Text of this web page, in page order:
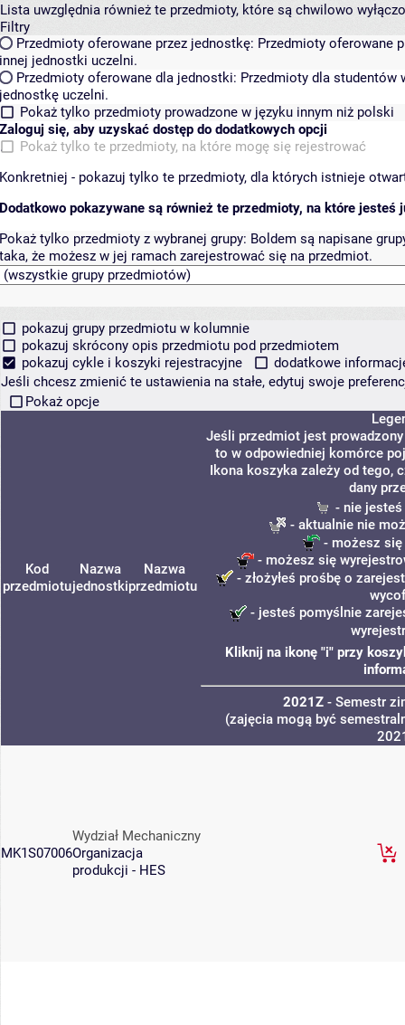
Lista uwzględnia również te przedmioty, które są chwilowo
Filtry
Przedmioty oferowane przez jednostkę: Przedmioty oferowane
innej jednostki uczelni.
Przedmioty oferowane dla jednostki: Przedmioty dla studentów
jednostkę uczelni.
Pokaż tylko przedmioty prowadzone w języku innym niż polski
Zaloguj się, aby uzyskać dostęp do dodatkowych opcji
Pokaż tylko te przedmioty, na które mogę się rejestrować
Konkretniej - pokazuj tylko te przedmioty, dla których istnieje
Dodatkowo pokazywane są również te przedmioty, na które jesteś
Pokaż tylko przedmioty z wybranej grupy: Boldem są napisane
taka, że możesz w jej ramach zarejestrować się na przedmiot.
pokazuj grupy przedmiotu w kolumnie
pokazuj skrócony opis przedmiotu pod przedmiotem
pokazuj cykle i koszyki rejestracyjne
dodatkowe
Jeśli chcesz zmienić te ustawienia na stałe, edytuj swoje
Pokaż opcje
Kod
przedmiotu
Nazwa
jednostki
Nazwa
przedmiotu
Jeśli przedmiot jest
to w odpowiedniej komórce
Ikona koszyka zależy od tego,
dany
- nie
- aktualnie nie
- możesz się
- możesz się
- złożyłeś prośbę o
- jesteś pomyślnie
Kliknij na ikonę "i" przy
2021Z - Semestr
(zajęcia mogą być
MK1S07006
Wydział Mechaniczny
Organizacja
produkcji - HES